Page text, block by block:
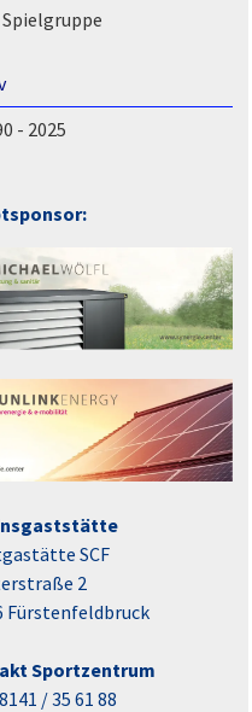
Spielgruppe
- 2025
SCF
2
Fürstenfeldbruck
Sportzentrum
/ 35 61 88